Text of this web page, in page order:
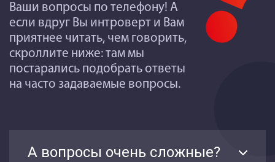
Ваши вопросы по телефону! А
если вдруг Вы интроверт и Вам
приятнее читать, чем говорить,
скроллите ниже: там мы
постарались подобрать ответы
на часто задаваемые вопросы.
А вопросы очень сложные?